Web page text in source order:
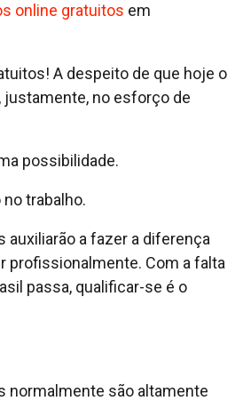
online gratuitos em
A despeito de que hoje o
no esforço de
possibilidade.
trabalho.
auxiliarão a fazer a diferença
profissionalmente. Com a falta
passa, qualificar-se é o
normalmente são altamente